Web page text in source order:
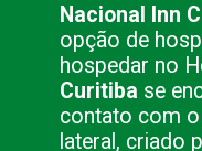
Nacional Inn
opção de
hospedar no
Curitiba se
contato com o
lateral, criado